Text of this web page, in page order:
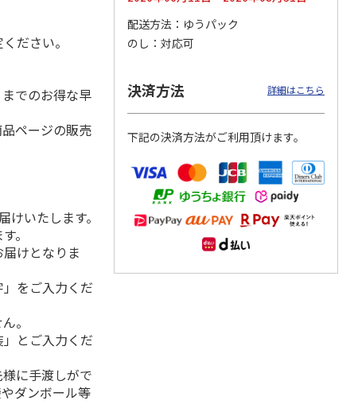
ば３
＜ぴょんぴょん舎＞
盛岡冷麺詰合せＢ
4.3（3）
「韓国キムチチゲ麺
スープ付き」2人前
×24袋
5,480円
富士宮やきそばセッ
3,110円
(送料・税込)
ださい。
でのお得な早
ページの販売
いたします。
。
けとなりま
をご入力くだ
。
とご入力くだ
に手渡しがで
ダンボール等
配送方法
ゆうパック
のし
対応可
決済方法 詳細はこちら
下記の決済方法がご利用頂けます。